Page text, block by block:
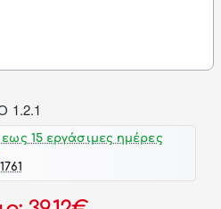
15 εργάσιμες ημέρες